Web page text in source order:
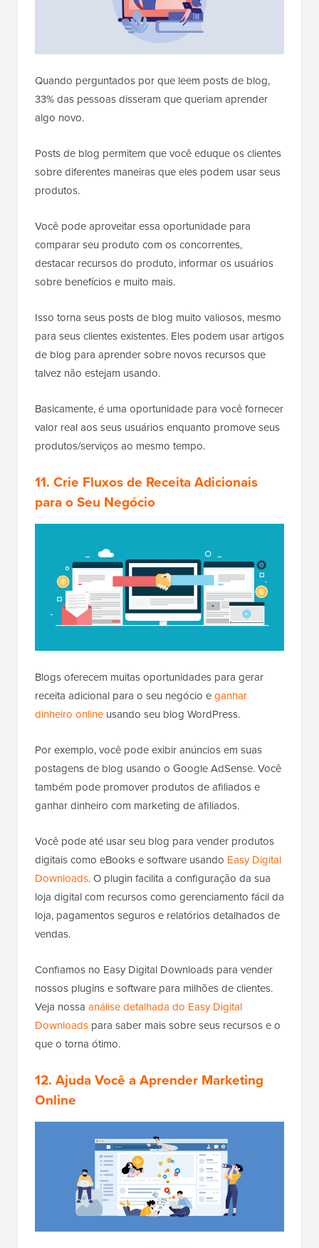
Quando perguntados por que leem posts de blog,
33% das pessoas disseram que queriam aprender
algo novo.
Posts de blog permitem que você eduque os clientes
sobre diferentes maneiras que eles podem usar seus
produtos.
Você pode aproveitar essa oportunidade para
comparar seu produto com os concorrentes,
destacar recursos do produto, informar os usuários
sobre benefícios e muito mais.
Isso torna seus posts de blog muito valiosos, mesmo
para seus clientes existentes. Eles podem usar artigos
de blog para aprender sobre novos recursos que
talvez não estejam usando.
Basicamente, é uma oportunidade para você fornecer
valor real aos seus usuários enquanto promove seus
produtos/serviços ao mesmo tempo.
11. Crie Fluxos de Receita Adicionais
para o Seu Negócio
Blogs oferecem muitas oportunidades para gerar
receita adicional para o seu negócio eganhar
dinheiro online usando seu blog WordPress.
Por exemplo, você pode exibir anúncios em suas
postagens de blog usando o Google AdSense. Você
também pode promover produtos de afiliados e
ganhar dinheiro com marketing de afiliados.
Você pode até usar seu blog para vender produtos
digitais como eBooks e software usando Easy Digital
Downloads. O plugin facilita a configuração da sua
loja digital com recursos como gerenciamento fácil da
loja, pagamentos seguros e relatórios detalhados de
vendas.
Confiamos no Easy Digital Downloads para vender
nossos plugins e software para milhões de clientes.
Veja nossa análise detalhada do Easy Digital
Downloads para saber mais sobre seus recursos e o
que o torna ótimo.
12. Ajuda Você a Aprender Marketing
Online